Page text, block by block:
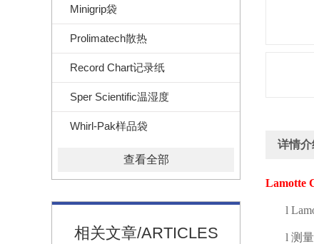
Minigrip袋
Prolimatech散热
Record Chart记录纸
Sper Scientific温湿度
Whirl-Pak样品袋
查看全部
相关文章/ARTICLES
详情介
Lamotte
l
l 测